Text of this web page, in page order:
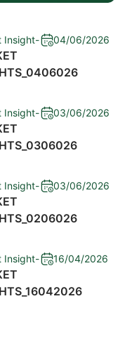
Insight- 04/06/2026
Insight- 03/06/2026
Insight- 03/06/2026
Insight- 16/04/2026